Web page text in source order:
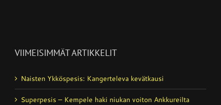
VIIMEISIMMÄT ARTIKKELIT
Naisten Ykköspesis: Kangerteleva kevätkausi
Superpesis – Kempele haki niukan voiton Ankkureilta